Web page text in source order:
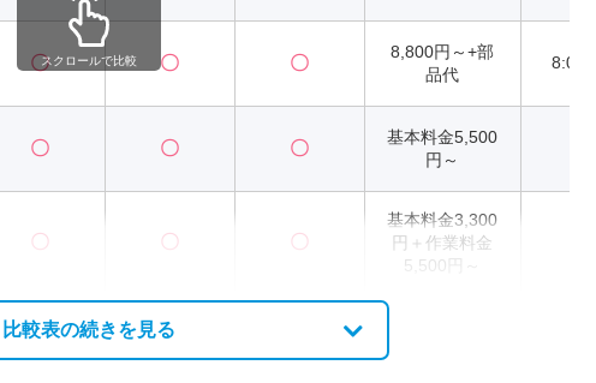
〇 〇 〇
8,800円～+部
品代
8:00
〇 〇 〇
基本料金5,500
円～
〇 〇 〇
基本料金3,300
円＋作業料金
5,500円～
スクロールで比較
比較表の続きを見る